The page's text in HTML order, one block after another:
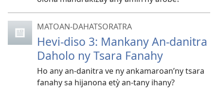
MATOAN-DAHATSORATRA
Hevi-diso 3: Mankany An-danitra
Daholo ny Tsara Fanahy
Ho any an-danitra ve ny ankamaroan’ny tsara
fanahy sa hijanona etỳ an-tany ihany?